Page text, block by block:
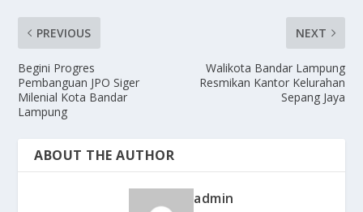
PREVIOUS
Begini Progres
Pembanguan JPO Siger
Milenial Kota Bandar
Lampung
NEXT
Walikota Bandar Lampung
Resmikan Kantor Kelurahan
Sepang Jaya
ABOUT THE AUTHOR
admin